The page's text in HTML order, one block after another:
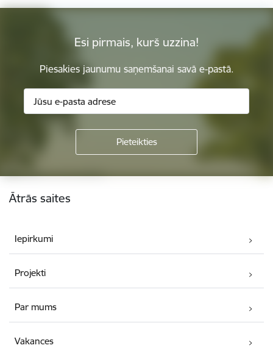
Esi pirmais, kurš uzzina!
Piesakies jaunumu saņemšanai savā e-pastā.
Kājene
Ātrās saites
Iepirkumi
Projekti
Par mums
Vakances